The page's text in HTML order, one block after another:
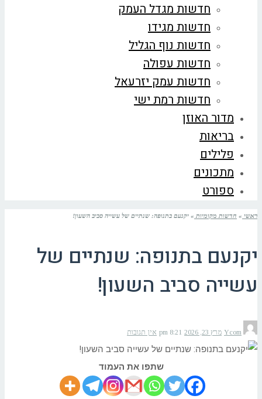
חדשות מגדל העמק
חדשות מגידו
חדשות נוף הגליל
חדשות עפולה
חדשות עמק יזרעאל
חדשות רמת ישי
מדור האוזן
בריאות
פלילים
מתכונים
ספורט
ראשי » חדשות מקומיות » יקנעם בתנופה: שנתיים של עשייה סביב השעון!
יקנעם בתנופה: שנתיים של
עשייה סביב השעון!
Ycom מרץ 23, 2026 8:21 pm אין תגובות
שתפו את העמוד